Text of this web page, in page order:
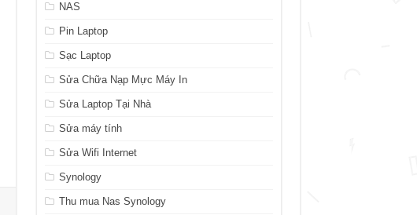
NAS
Pin Laptop
Sạc Laptop
Sửa Chữa Nạp Mực Máy In
Sửa Laptop Tại Nhà
Sửa máy tính
Sửa Wifi Internet
Synology
Thu mua Nas Synology